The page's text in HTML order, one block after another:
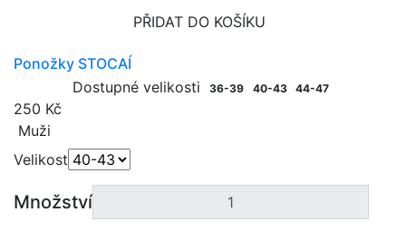
PŘIDAT DO KOŠÍKU
Ponožky STOCAÍ
Dostupné velikosti
36-39 40-43 44-47
250 Kč
Muži
Velikost
Množství